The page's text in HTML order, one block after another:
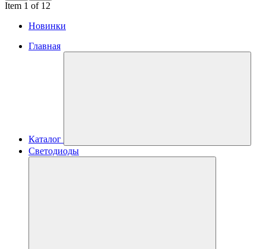
Item 1 of 12
Новинки
Главная
Каталог
Светодиоды